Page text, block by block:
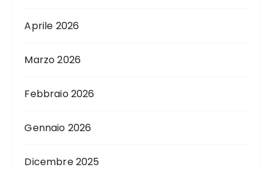
Aprile 2026
Marzo 2026
Febbraio 2026
Gennaio 2026
Dicembre 2025